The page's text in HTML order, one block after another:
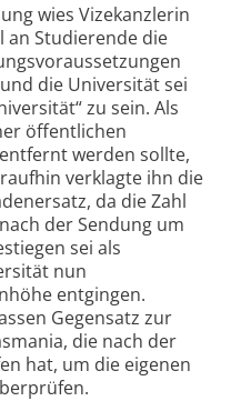
wies Vizekanzlerin
an Studierende die
die Universität sei
zu sein. Als
öffentlichen
werden sollte,
verklagte ihn die
da die Zahl
der Sendung um
sei als
nun
entgingen.
Gegensatz zur
die nach der
hat, um die eigenen